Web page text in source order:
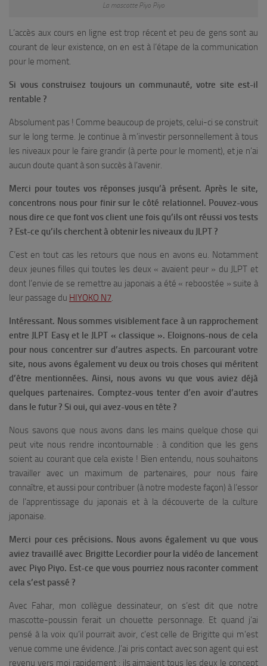
La mascotte Piyo Piyo
L’accès aux cours en ligne est trop récent et peu de gens sont au
courant de leur existence, on en est à l’étape de la communication
pour le moment.
Si vous construisez toujours un communauté, votre site est-il
rentable ?
Absolument pas ! Comme beaucoup de projets, celui-ci se construit
sur le long terme. Je continue à m’investir personnellement à tous
les niveaux pour le faire grandir (à perte pour le moment), et je n’ai
aucun doute quant à son succès à l’avenir.
Merci pour toutes vos réponses jusqu’à présent. Après le site,
concentrons nous pour finir sur le côté relationnel. Pouvez-vous
nous dire ce que font vos client une fois qu’ils ont réussi vos tests
? Est-ce qu’ils cherchent à obtenir les niveaux du JLPT ?
C’est en tout cas les retours que nous en avons eu. Notamment
deux jeunes filles qui toutes les deux « avaient peur » du JLPT et
dont l’envie de se remettre au japonais a été « reboostée » suite à
leur passage du HIYOKO N7
Intéressant. Nous sommes visiblement face à un rapprochement
entre JLPT Easy et le JLPT « classique ». Eloignons-nous de cela
pour nous concentrer sur d’autres aspects. En parcourant votre
site, nous avons également vu deux ou trois choses qui méritent
d’être mentionnées. Ainsi, nous avons vu que vous aviez déjà
quelques partenaires. Comptez-vous tenter d’en avoir d’autres
dans le futur ? Si oui, qui avez-vous en tête ?
Nous savons que nous avons dans les mains quelque chose qui
peut vite nous rendre incontournable : à condition que les gens
soient au courant que cela existe ! Bien entendu, nous souhaitons
travailler avec un maximum de partenaires, pour nous faire
connaître, et aussi pour contribuer (à notre modeste façon) à l’essor
de l’apprentissage du japonais et à la découverte de la culture
japonaise.
Merci pour ces précisions. Nous avons également vu que vous
aviez travaillé avec Brigitte Lecordier pour la vidéo de lancement
avec Piyo Piyo. Est-ce que vous pourriez nous raconter comment
cela s’est passé ?
Avec Fahar, mon collègue dessinateur, on s’est dit que notre
mascotte-poussin ferait un chouette personnage. Et quand j’ai
pensé à la voix qu’il pourrait avoir, c’est celle de Brigitte qui m’est
venue comme une évidence. J’ai pris contact avec son agent qui est
revenu vers moi rapidement : ils aimaient tous les deux le concept